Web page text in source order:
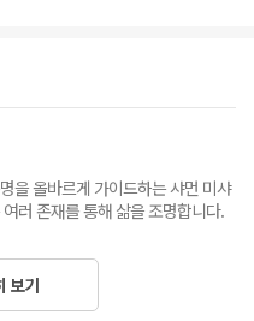
을 올바르게 가이드하는 샤먼 미샤
러 존재를 통해 삶을 조명합니다.
보기